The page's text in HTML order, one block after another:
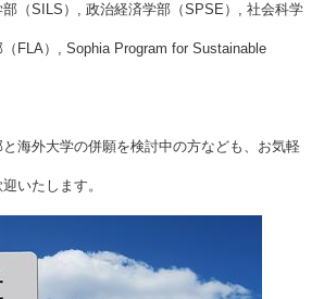
（SILS）, 政治経済学部（SPSE）, 社会科学
FLA）, Sophia Program for Sustainable
海外大学の併願を検討中の方なども、お気軽
いたします。